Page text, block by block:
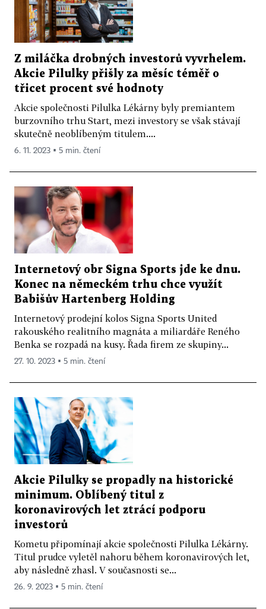
Z miláčka drobných investorů vyvrhelem.
Akcie Pilulky přišly za měsíc téměř o
třicet procent své hodnoty
Akcie společnosti Pilulka Lékárny byly premiantem
burzovního trhu Start, mezi investory se však stávají
skutečně neoblíbeným titulem....
6. 11. 2023 ▪ 5 min. čtení
Internetový obr Signa Sports jde ke dnu.
Konec na německém trhu chce využít
Babišův Hartenberg Holding
Internetový prodejní kolos Signa Sports United
rakouského realitního magnáta a miliardáře Reného
Benka se rozpadá na kusy. Řada firem ze skupiny...
27. 10. 2023 ▪ 5 min. čtení
Akcie Pilulky se propadly na historické
minimum. Oblíbený titul z
koronavirových let ztrácí podporu
investorů
Kometu připomínají akcie společnosti Pilulka Lékárny.
Titul prudce vyletěl nahoru během koronavirových let,
aby následně zhasl. V současnosti se...
26. 9. 2023 ▪ 5 min. čtení